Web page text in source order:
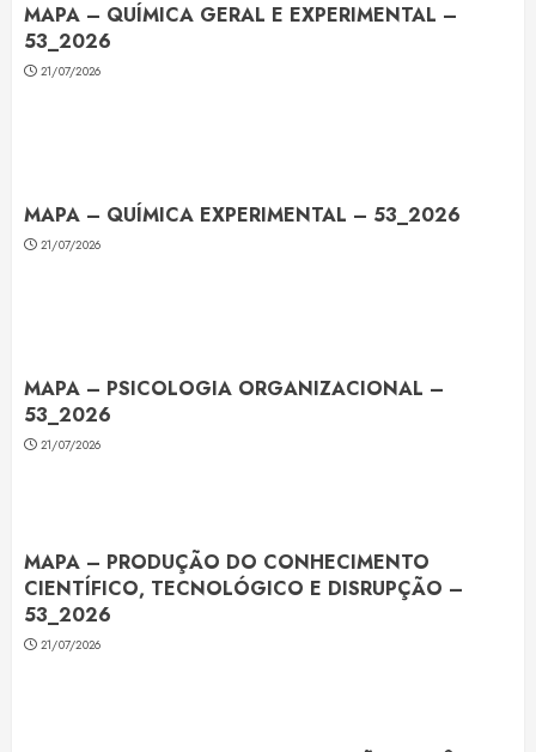
MAPA – QUÍMICA GERAL E EXPERIMENTAL –
53_2026
21/07/2026
MAPA – QUÍMICA EXPERIMENTAL – 53_2026
21/07/2026
MAPA – PSICOLOGIA ORGANIZACIONAL –
53_2026
21/07/2026
MAPA – PRODUÇÃO DO CONHECIMENTO
CIENTÍFICO, TECNOLÓGICO E DISRUPÇÃO –
53_2026
21/07/2026